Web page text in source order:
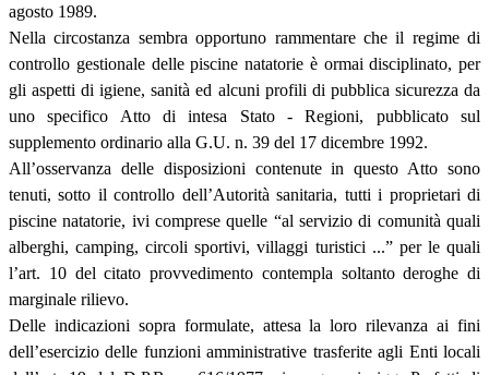
agosto 1989.
Nella circostanza sembra opportuno rammentare che il regime di
controllo gestionale delle piscine natatorie è ormai disciplinato, per
gli aspetti di igiene, sanità ed alcuni profili di pubblica sicurezza da
uno specifico Atto di intesa Stato - Regioni, pubblicato sul
supplemento ordinario alla G.U. n. 39 del 17 dicembre 1992.
All’osservanza delle disposizioni contenute in questo Atto sono
tenuti, sotto il controllo dell’Autorità sanitaria, tutti i proprietari di
piscine natatorie, ivi comprese quelle “al servizio di comunità quali
alberghi, camping, circoli sportivi, villaggi turistici ...” per le quali
l’art. 10 del citato provvedimento contempla soltanto deroghe di
marginale rilievo.
Delle indicazioni sopra formulate, attesa la loro rilevanza ai fini
dell’esercizio delle funzioni amministrative trasferite agli Enti locali